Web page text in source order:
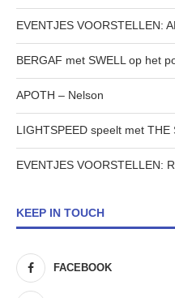
EVENTJES VOORSTELLEN:
BERGAF met SWELL op het
APOTH – Nelson
LIGHTSPEED speelt met
EVENTJES VOORSTELLEN:
KEEP IN TOUCH
FACEBOOK